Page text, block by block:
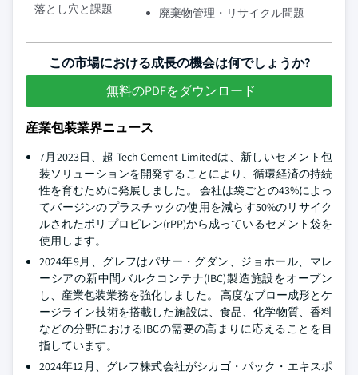
落とし穴と課題
廃棄物管理・リサイクル問題
この市場における成長の機会は何でしょうか?
無料のPDFをダウンロード
産業包装業界ニュース
7月2023日、超 Tech Cement Limitedは、新しいセメント包
装ソリューションを開発することにより、循環経済の持続
性を育むために発展しました。 会社は袋ごとの43%によっ
てバージンのプラスチックの使用を減らす50%のリサイク
ルされたポリプロピレン(rPP)から成っているセメント袋を
使用します。
2024年9月、グレフはパサー・グダン、ジョホール、マレ
ーシアの新中間バルクコンテナ(IBC)製造施設をオープン
し、産業包装業務を強化しました。 高度なブロー成形とケ
ージライン技術を搭載した施設は、食品、化学物質、香料
などの分野におけるIBCの需要の高まりに応えることを目
指しています。
2024年12月、グレフ株式会社がシカゴ・パック・エキスポ